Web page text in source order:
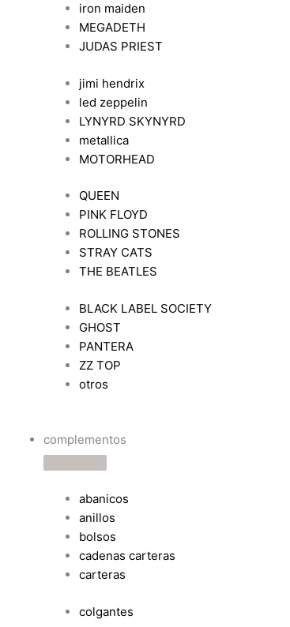
iron maiden
MEGADETH
JUDAS PRIEST
jimi hendrix
led zeppelin
LYNYRD SKYNYRD
metallica
MOTORHEAD
QUEEN
PINK FLOYD
ROLLING STONES
STRAY CATS
THE BEATLES
BLACK LABEL SOCIETY
GHOST
PANTERA
ZZ TOP
otros
complementos
abanicos
anillos
bolsos
cadenas carteras
carteras
colgantes